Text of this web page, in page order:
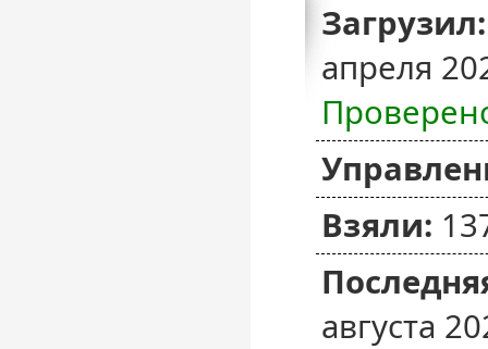
Загрузил:
апреля
Взяли:
августа